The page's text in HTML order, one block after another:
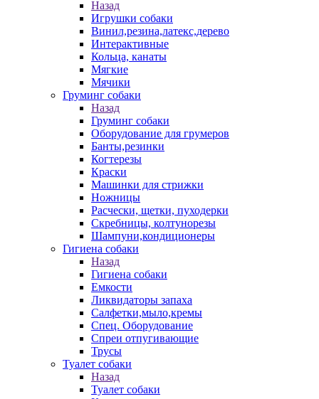
Назад
Игрушки собаки
Винил,резина,латекс,дерево
Интерактивные
Кольца, канаты
Мягкие
Мячики
Груминг собаки
Назад
Груминг собаки
Оборудование для грумеров
Банты,резинки
Когтерезы
Краски
Машинки для стрижки
Ножницы
Расчески, щетки, пуходерки
Скребницы, колтунорезы
Шампуни,кондиционеры
Гигиена собаки
Назад
Гигиена собаки
Емкости
Ликвидаторы запаха
Салфетки,мыло,кремы
Спец. Оборудование
Спреи отпугивающие
Трусы
Туалет собаки
Назад
Туалет собаки